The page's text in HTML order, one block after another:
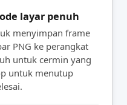
layar penuh
menyimpan frame
PNG ke perangkat
untuk cermin yang
untuk menutup